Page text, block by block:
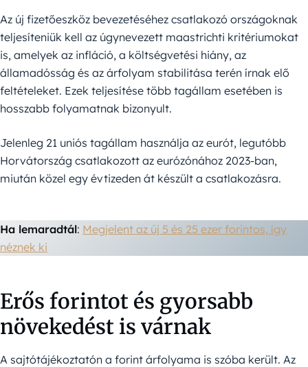
Az új fizetőeszköz bevezetéséhez csatlakozó országoknak
teljesíteniük kell az úgynevezett maastrichti kritériumokat
is, amelyek az infláció, a költségvetési hiány, az
államadósság és az árfolyam stabilitása terén írnak elő
feltételeket. Ezek teljesítése több tagállam esetében is
hosszabb folyamatnak bizonyult.
Jelenleg 21 uniós tagállam használja az eurót, legutóbb
Horvátország csatlakozott az eurózónához 2023-ban,
miután közel egy évtizeden át készült a csatlakozásra.
Ha lemaradtál: Megjelent az új 5 és 25 ezer forintos, így
néznek ki
Erős forintot és gyorsabb
növekedést is várnak
A sajtótájékoztatón a forint árfolyama is szóba került. Az